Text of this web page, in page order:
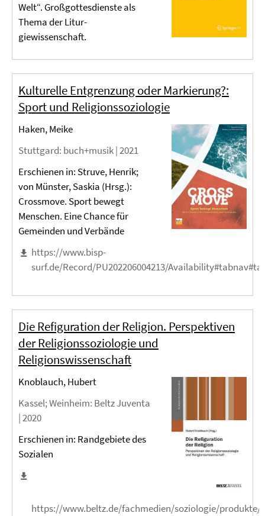
Welt“. Großgottesdienste als
Thema der Litur-
giewissenschaft.
Kulturelle Entgrenzung oder Markierung?:
Sport und Religionssoziologie
Haken, Meike
Stuttgard: buch+musik |2021
Erschienen in: Struve, Henrik;
von Münster, Saskia (Hrsg.):
Crossmove. Sport bewegt
Menschen. Eine Chance für
Gemeinden und Verbände
https://www.bisp-
surf.de/Record/PU202206004213/
Die Refiguration der Religion. Perspektiven
der Religionssoziologie und
Religionswissenschaft
Knoblauch, Hubert
Kassel; Weinheim: Beltz Juventa
|2020
Erschienen in: Randgebiete des
Sozialen
https://www.beltz.de/fachmedien/soziologie/